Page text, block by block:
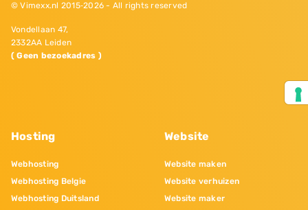
© Vimexx.nl 2015‐2026 - All rights reserved
Vondellaan 47,
2332AA Leiden
( Geen bezoekadres )
Hosting
Webhosting
Webhosting Belgie
Webhosting Duitsland
Website
Website maken
Website verhuizen
Website maker